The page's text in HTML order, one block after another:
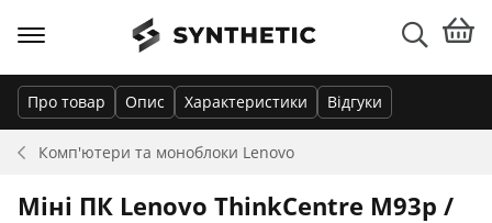
Комп'ютери та моноблоки Lenovo
Про товар Опис Характеристики Відгуки
Міні ПК Lenovo ThinkCentre M93p /